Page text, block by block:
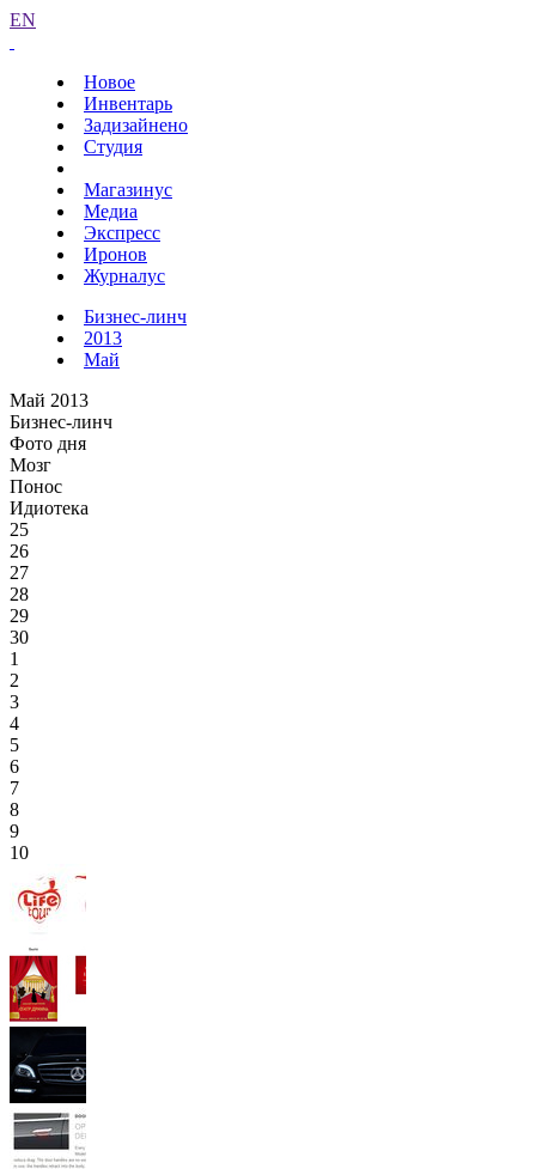
EN
Новое
Инвентарь
Задизайнено
Студия
Магазинус
Медиа
Экспресс
Иронов
Журналус
Бизнес-линч
2013
Май
Май 2013
Бизнес-линч
Фото дня
Мозг
Понос
Идиотека
25
26
27
28
29
30
1
2
3
4
5
6
7
8
9
10